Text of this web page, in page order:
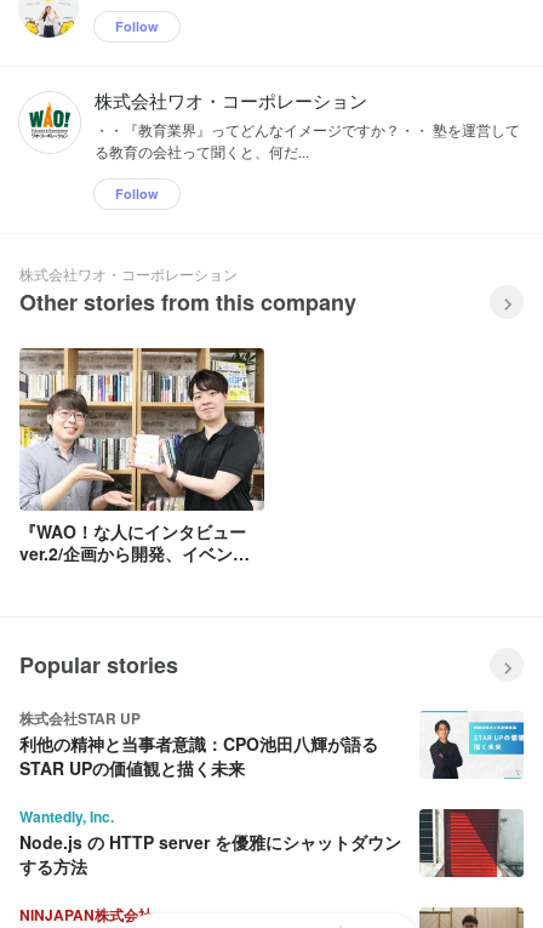
Follow
株式会社ワオ・コーポレーション
・・『教育業界』ってどんなイメージですか？・・ 塾を運営して
る教育の会社って聞くと、何だ...
Follow
株式会社ワオ・コーポレーション
Other stories from this company
『WAO！な人にインタビュー
ver.2/企画から開発、イベント
Popular stories
株式会社STAR UP
利他の精神と当事者意識：CPO池田八輝が語る
STAR UPの価値観と描く未来
Wantedly, Inc.
Node.js の HTTP server を優雅にシャットダウン
する方法
NINJAPAN株式会社